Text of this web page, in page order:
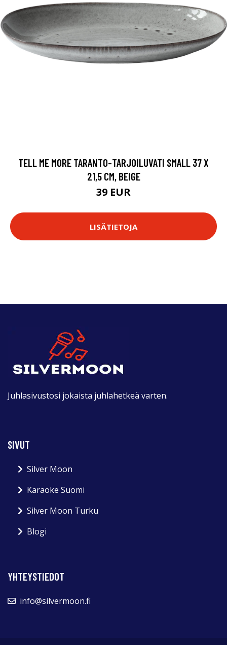
TELL ME MORE TARANTO-TARJOILUVATI SMALL 37 X
21,5 CM, BEIGE
39 EUR
LISÄTIETOJA
Juhlasivustosi jokaista juhlahetkeä varten.
SIVUT
Silver Moon
Karaoke Suomi
Silver Moon Turku
Blogi
YHTEYSTIEDOT
info@silvermoon.fi